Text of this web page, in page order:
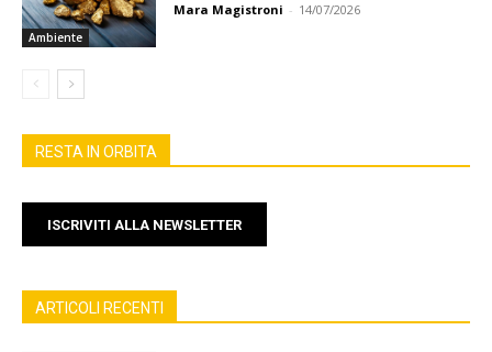
Ambiente
Mara Magistroni - 14/07/2026
RESTA IN ORBITA
ISCRIVITI ALLA NEWSLETTER
ARTICOLI RECENTI